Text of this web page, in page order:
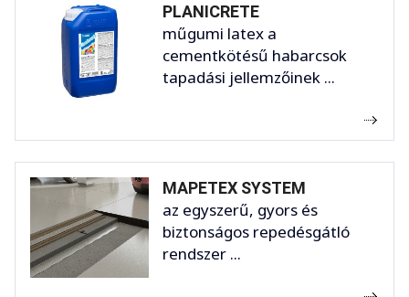
PLANICRETE
műgumi latex a
cementkötésű habarcsok
tapadási jellemzőinek ...
MAPETEX SYSTEM
az egyszerű, gyors és
biztonságos repedésgátló
rendszer ...